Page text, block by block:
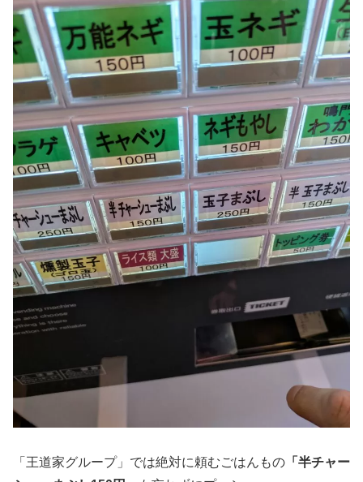
「王道家グループ」では絶対に頼むごはんもの 「半チャー